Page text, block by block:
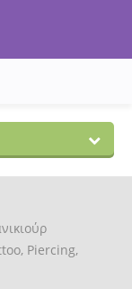
Piercing,